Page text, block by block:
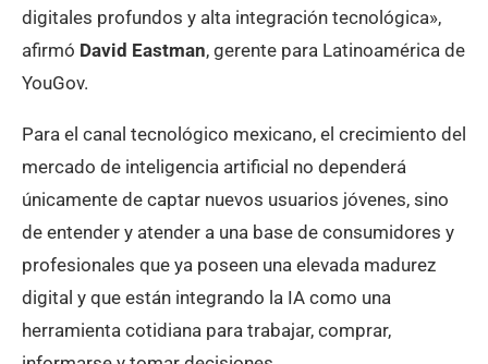
digitales profundos y alta integración tecnológica»,
afirmó David Eastman, gerente para Latinoamérica de
YouGov.
Para el canal tecnológico mexicano, el crecimiento del
mercado de inteligencia artificial no dependerá
únicamente de captar nuevos usuarios jóvenes, sino
de entender y atender a una base de consumidores y
profesionales que ya poseen una elevada madurez
digital y que están integrando la IA como una
herramienta cotidiana para trabajar, comprar,